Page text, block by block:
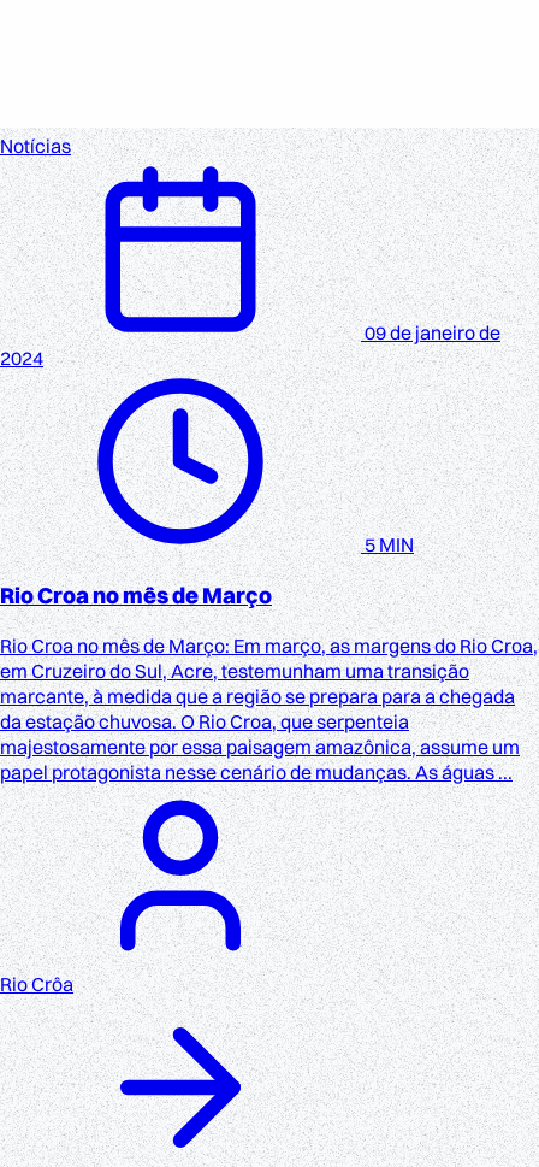
Notícias
09 de janeiro de
2024
5 MIN
Rio Croa no mês de Março
Rio Croa no mês de Março: Em março, as margens do Rio Croa,
em Cruzeiro do Sul, Acre, testemunham uma transição
marcante, à medida que a região se prepara para a chegada
da estação chuvosa. O Rio Croa, que serpenteia
majestosamente por essa paisagem amazônica, assume um
papel protagonista nesse cenário de mudanças. As águas ...
Rio Crôa